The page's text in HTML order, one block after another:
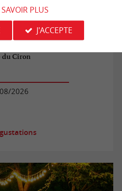
du Ciron
2026
PLUS
J'ACCEPTE